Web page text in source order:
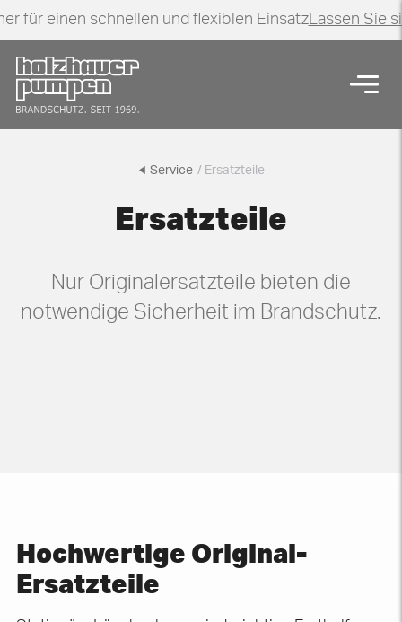
für einen schnellen und flexiblen EinsatzLassen Sie
Zurück zur Startseite
Service / Ersatzteile
Ersatzteile
Nur Originalersatzteile bieten die
notwendige Sicherheit im Brandschutz.
Hochwertige Original-
Ersatzteile